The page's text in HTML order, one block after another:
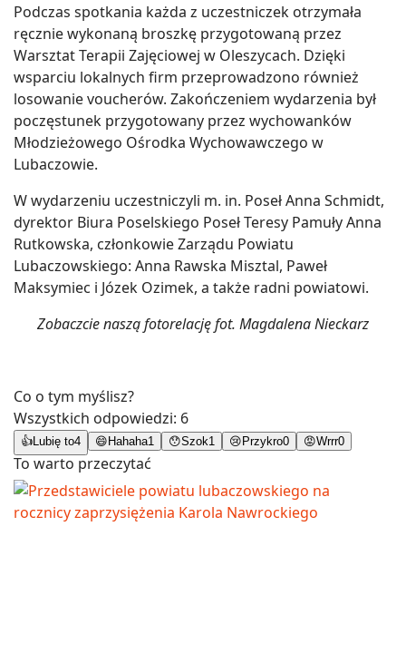
Podczas spotkania każda z uczestniczek otrzymała
ręcznie wykonaną broszkę przygotowaną przez
Warsztat Terapii Zajęciowej w Oleszycach. Dzięki
wsparciu lokalnych firm przeprowadzono również
losowanie voucherów. Zakończeniem wydarzenia był
poczęstunek przygotowany przez wychowanków
Młodzieżowego Ośrodka Wychowawczego w
Lubaczowie.
W wydarzeniu uczestniczyli m. in. Poseł Anna Schmidt,
dyrektor Biura Poselskiego Poseł Teresy Pamuły Anna
Rutkowska, członkowie Zarządu Powiatu
Lubaczowskiego: Anna Rawska Misztal, Paweł
Maksymiec i Józek Ozimek, a także radni powiatowi.
Zobaczcie naszą fotorelację fot. Magdalena Nieckarz
Co o tym myślisz?
Wszystkich odpowiedzi: 6
👍 Lubię to4 😄 Hahaha1 😯Szok1 😢 Przykro0 😡Wrrr0
To warto przeczytać